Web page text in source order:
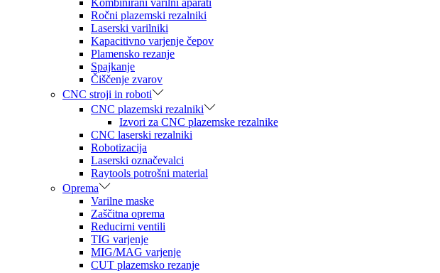
Kombinirani varilni aparati
Ročni plazemski rezalniki
Laserski varilniki
Kapacitivno varjenje čepov
Plamensko rezanje
Spajkanje
Čiščenje zvarov
CNC stroji in roboti
CNC plazemski rezalniki
Izvori za CNC plazemske rezalnike
CNC laserski rezalniki
Robotizacija
Laserski označevalci
Raytools potrošni material
Oprema
Varilne maske
Zaščitna oprema
Reducirni ventili
TIG varjenje
MIG/MAG varjenje
CUT plazemsko rezanje